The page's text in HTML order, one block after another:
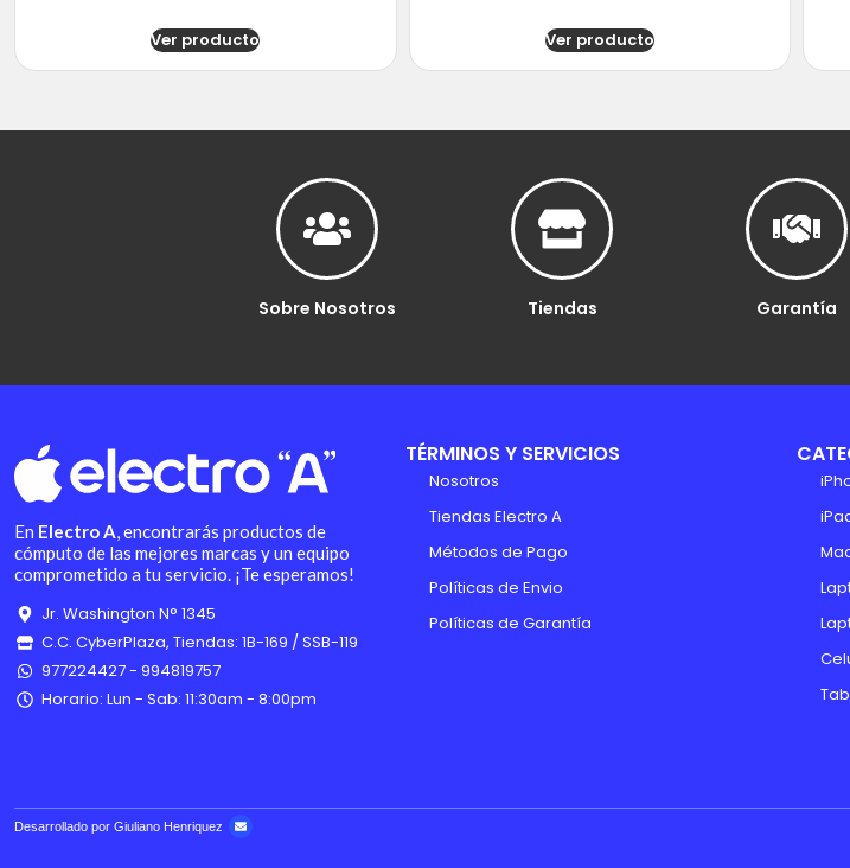
Ver producto Ver producto
Sobre Nosotros Tiendas Garantía
En Electro A, encontrarás productos de
cómputo de las mejores marcas y un equipo
comprometido a tu servicio. ¡Te esperamos!
Jr. Washington N° 1345
C.C. CyberPlaza, Tiendas: 1B-169 / SSB-119
977224427 - 994819757
Horario: Lun - Sab: 11:30am - 8:00pm
TÉRMINOS Y SERVICIOS
Nosotros
Tiendas Electro A
Métodos de Pago
Políticas de Envio
Políticas de Garantía
Desarrollado por Giuliano Henriquez